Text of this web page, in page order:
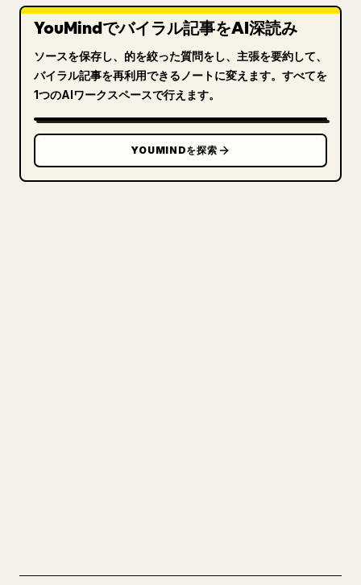
YouMindでバイラル記事をAI深読み
ソースを保存し、的を絞った質問をし、主張を要約して、
バイラル記事を再利用できるノートに変えます。すべてを
1つのAIワークスペースで行えます。
YOUMINDを探索